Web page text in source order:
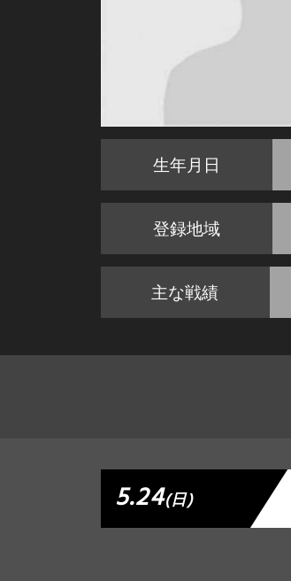
生年月日
登録地域
主な戦績
5.24(日)